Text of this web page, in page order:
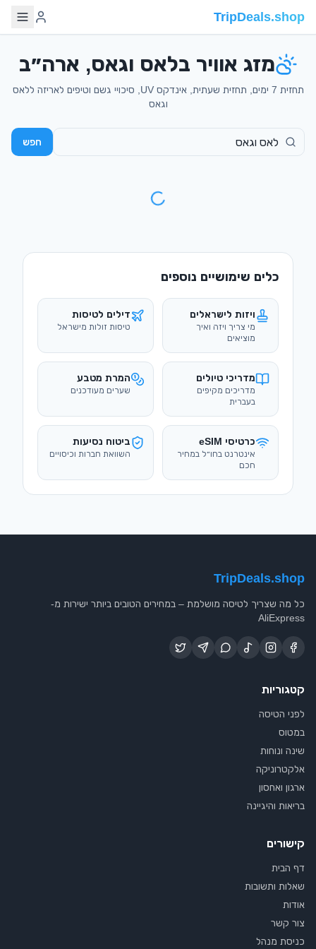
TripDeals.shop
מזג אוויר בלאס וגאס, ארה״ב
תחזית 7 ימים, תחזית שעתית, אינדקס UV, סיכויי גשם וטיפים לאריזה ללאס
וגאס
חפש
כלים שימושיים נוספים
ויזות לישראלים
מי צריך ויזה ואיך
מוציאים
דילים לטיסות
טיסות זולות מישראל
מדריכי טיולים
מדריכים מקיפים
בעברית
המרת מטבע
שערים מעודכנים
כרטיסי eSIM
אינטרנט בחו״ל במחיר
חכם
ביטוח נסיעות
השוואת חברות וכיסויים
TripDeals.shop
כל מה שצריך לטיסה מושלמת – במחירים הטובים ביותר ישירות מ-
AliExpress
קטגוריות
לפני הטיסה
במטוס
שינה ונוחות
אלקטרוניקה
ארגון ואחסון
בריאות והיגיינה
קישורים
דף הבית
שאלות ותשובות
אודות
צור קשר
כניסת מנהל